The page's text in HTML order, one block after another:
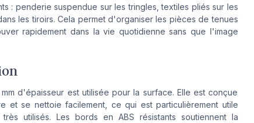
: penderie suspendue sur les tringles, textiles pliés sur les
les tiroirs. Cela permet d'organiser les pièces de tenues
rapidement dans la vie quotidienne sans que l'image
d'épaisseur est utilisée pour la surface. Elle est conçue
et se nettoie facilement, ce qui est particulièrement utile
utilisés. Les bords en ABS résistants soutiennent la